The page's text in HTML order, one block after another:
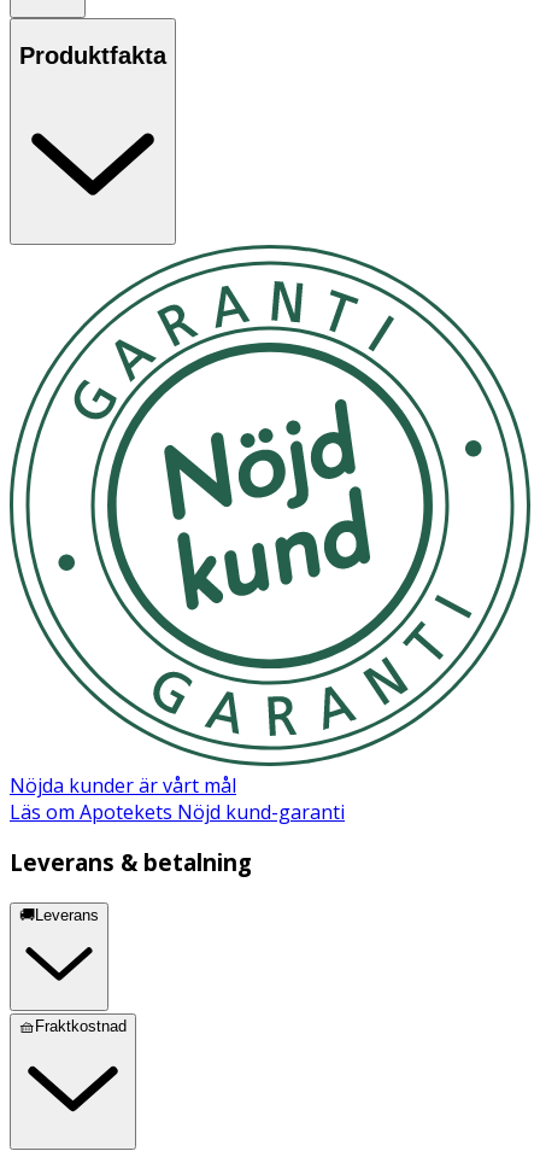
Produktfakta
Nöjda kunder är vårt mål
Läs om Apotekets Nöjd kund-garanti
Leverans & betalning
🚚Leverans
🧺Fraktkostnad